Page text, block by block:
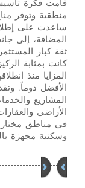
قامت فكرة
منطقية وتوفر
ساعدت على
المضافة، إلى
ثقة كبار
كانت بمثابة
المزايا منذ
الأفضل دوماً.
المشاريع
الأراضي
في مناطق
وسكنية مجهزة